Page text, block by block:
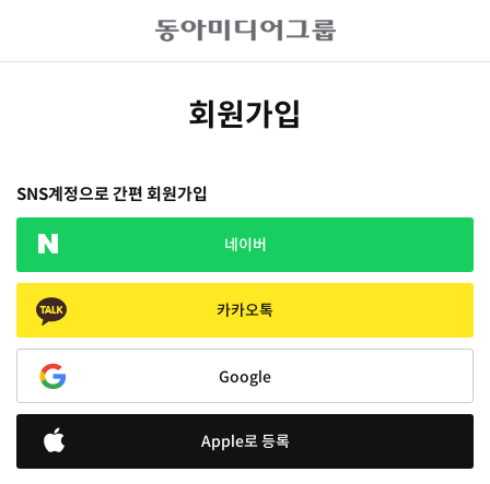
회원가입
SNS계정으로 간편 회원가입
네이버
카카오톡
Google
Apple로 등록